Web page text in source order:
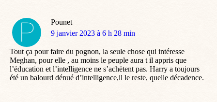
Pounet
dit
9 janvier 2023 à 6 h 28 min
Tout ça pour faire du pognon, la seule chose qui intéresse
Meghan, pour elle , au moins le peuple aura t il appris que
l’éducation et l’intelligence ne s’achètent pas. Harry a toujours
été un balourd dénué d’intelligence,il le reste, quelle décadence.